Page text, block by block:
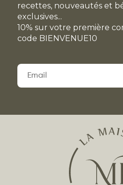
recettes, nouveautés et
exclusives...
10% sur votre première
code BIENVENUE10